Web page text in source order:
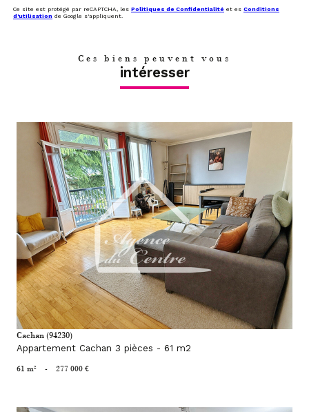
Ce site est protégé par reCAPTCHA, les Politiques de Confidentialité et es Conditions
d'utilisation de Google s'appliquent.
Ces biens peuvent vous
intéresser
voir le bien
Cachan (94230)
Appartement Cachan 3 pièces - 61 m2
61 m² - 277 000 €